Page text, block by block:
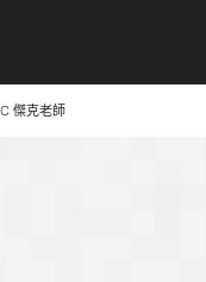
傑克老師